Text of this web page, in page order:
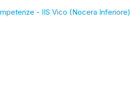
- IIS Vico (Nocera Inferiore)